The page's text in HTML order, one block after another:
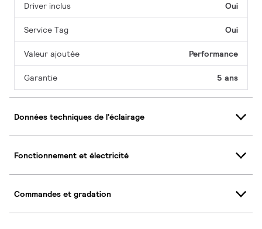
Driver inclus Oui
Service Tag Oui
Valeur ajoutée Performance
Garantie 5 ans
Données techniques de l'éclairage
Fonctionnement et électricité
Commandes et gradation